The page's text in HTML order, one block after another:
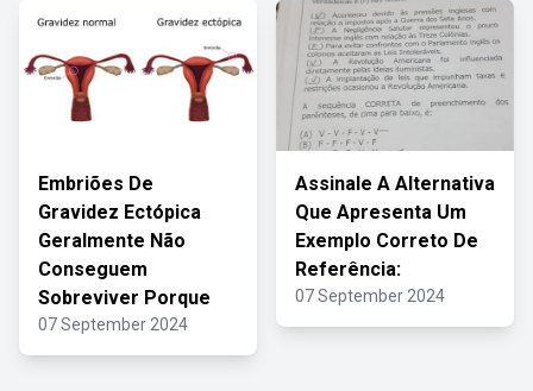
Embriões De
Gravidez Ectópica
Geralmente Não
Conseguem
Sobreviver Porque
07 September 2024
Assinale A Alternativa
Que Apresenta Um
Exemplo Correto De
Referência:
07 September 2024